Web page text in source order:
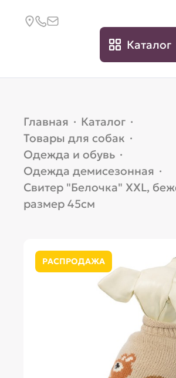
Каталог
Главная · Каталог ·
Товары для собак ·
Одежда и обувь ·
Одежда демисезонная ·
Свитер "Белочка" XXL,
размер 45см
РАСПРОДАЖА